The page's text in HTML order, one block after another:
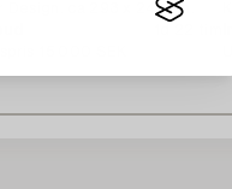
Design. ca 293 x 243 cm.